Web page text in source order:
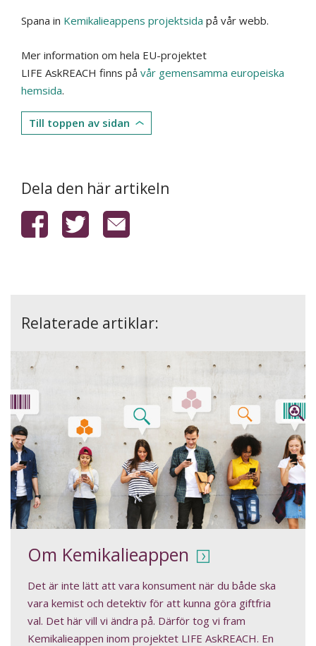
Spana in Kemikalieappens projektsida på vår webb.
Mer information om hela EU-projektet
LIFE AskREACH finns på vår gemensamma europeiska
hemsida.
Till toppen av sidan
Dela den här artikeln
Relaterade artiklar:
Om Kemikalieappen
Det är inte lätt att vara konsument när du både ska
vara kemist och detektiv för att kunna göra giftfria
val. Det här vill vi ändra på. Därför tog vi fram
Kemikalieappen inom projektet LIFE AskREACH. En